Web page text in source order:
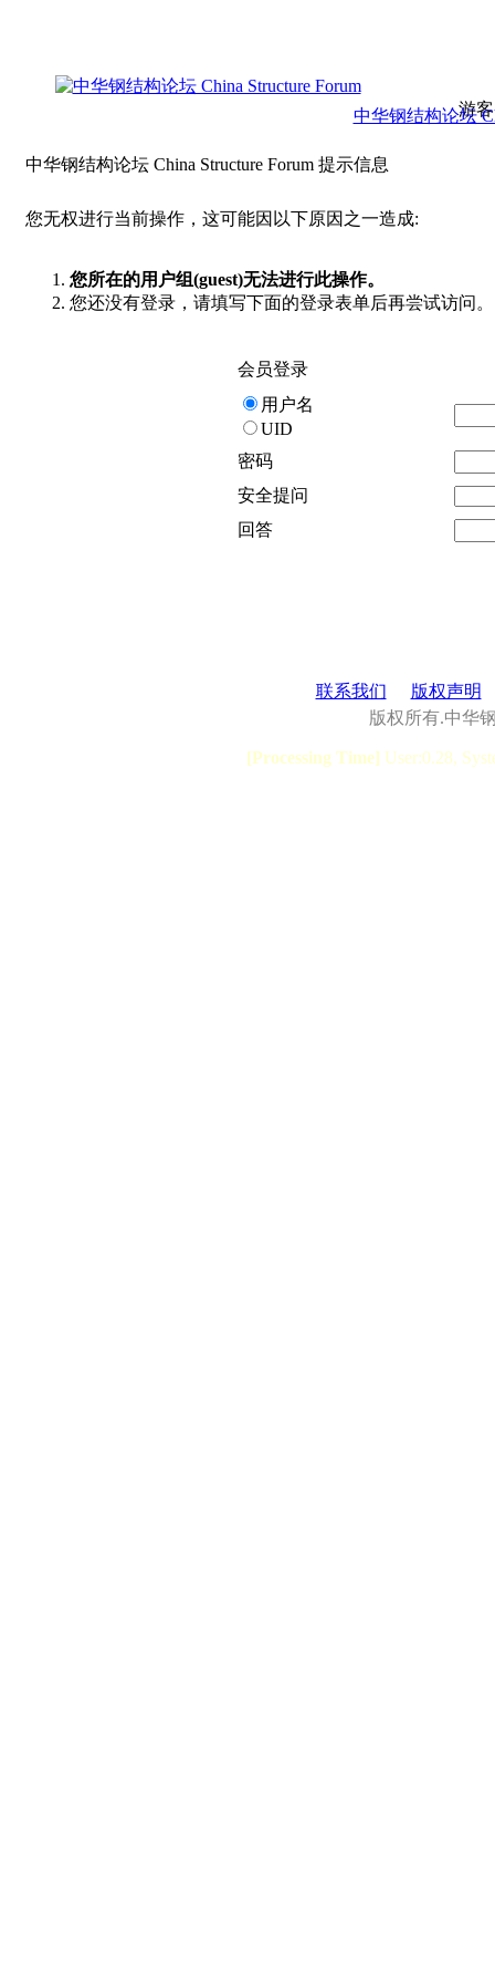
游
中华钢结构论坛
中华钢结构论坛 China Structure Forum 提示信息
您无权进行当前操作，这可能因以下原因之一造成:
您所在的用户组(guest)无法进行此操作。
您还没有登录，请填写下面的登录表单后再尝试访问。
会员登录
用户名
UID
密码
安全提问
回答
联系我们
版权声明
版权所有.中华
[Processing Time] User:0.28,